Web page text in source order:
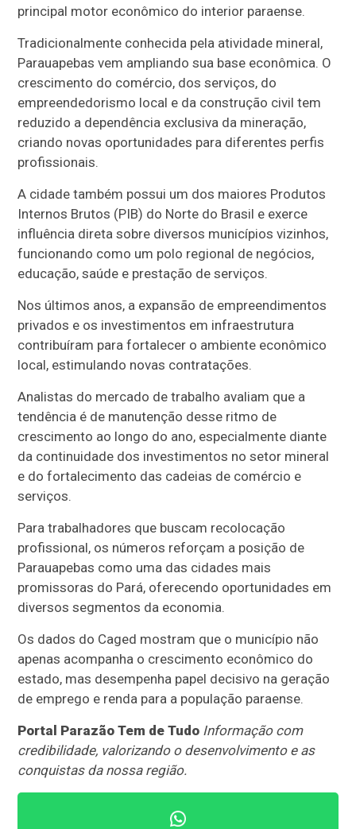
principal motor econômico do interior paraense.
Tradicionalmente conhecida pela atividade mineral,
Parauapebas vem ampliando sua base econômica. O
crescimento do comércio, dos serviços, do
empreendedorismo local e da construção civil tem
reduzido a dependência exclusiva da mineração,
criando novas oportunidades para diferentes perfis
profissionais.
A cidade também possui um dos maiores Produtos
Internos Brutos (PIB) do Norte do Brasil e exerce
influência direta sobre diversos municípios vizinhos,
funcionando como um polo regional de negócios,
educação, saúde e prestação de serviços.
Nos últimos anos, a expansão de empreendimentos
privados e os investimentos em infraestrutura
contribuíram para fortalecer o ambiente econômico
local, estimulando novas contratações.
Analistas do mercado de trabalho avaliam que a
tendência é de manutenção desse ritmo de
crescimento ao longo do ano, especialmente diante
da continuidade dos investimentos no setor mineral
e do fortalecimento das cadeias de comércio e
serviços.
Para trabalhadores que buscam recolocação
profissional, os números reforçam a posição de
Parauapebas como uma das cidades mais
promissoras do Pará, oferecendo oportunidades em
diversos segmentos da economia.
Os dados do Caged mostram que o município não
apenas acompanha o crescimento econômico do
estado, mas desempenha papel decisivo na geração
de emprego e renda para a população paraense.
Portal Parazão Tem de Tudo Informação com
credibilidade, valorizando o desenvolvimento e as
conquistas da nossa região.